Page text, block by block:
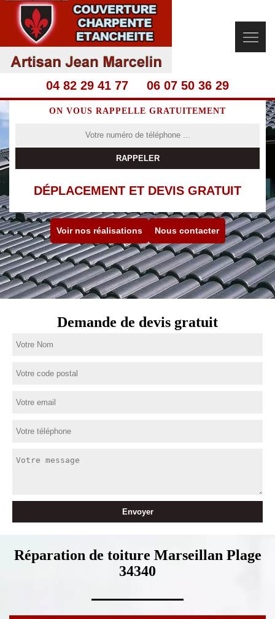
04 82 29 41 77 06 07 50 36 29
ON VOUS RAPPELLE GRATUITEMENT
DÉPLACEMENT ET DEVIS GRATUIT
Voir nos réalisations Nous contacter
Demande de devis gratuit
Réparation de toiture Marseillan Plage
34340